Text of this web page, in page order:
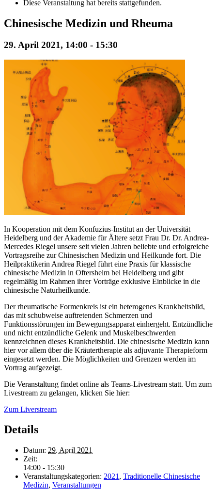
Diese Veranstaltung hat bereits stattgefunden.
Chinesische Medizin und Rheuma
29. April 2021, 14:00 - 15:30
In Kooperation mit dem Konfuzius-Institut an der Universität
Heidelberg und der Akademie für Ältere setzt Frau Dr. Dr. Andrea-
Mercedes Riegel unsere seit vielen Jahren beliebte und erfolgreiche
Vortragsreihe zur Chinesischen Medizin und Heilkunde fort. Die
Heilpraktikerin Andrea Riegel führt eine Praxis für klassische
chinesische Medizin in Oftersheim bei Heidelberg und gibt
regelmäßig im Rahmen ihrer Vorträge exklusive Einblicke in die
chinesische Naturheilkunde.
Der rheumatische Formenkreis ist ein heterogenes Krankheitsbild,
das mit schubweise auftretenden Schmerzen und
Funktionsstörungen im Bewegungsapparat einhergeht. Entzündliche
und nicht entzündliche Gelenk und Muskelbeschwerden
kennzeichnen dieses Krankheitsbild. Die chinesische Medizin kann
hier vor allem über die Kräutertherapie als adjuvante Therapieform
eingesetzt werden. Die Möglichkeiten und Grenzen werden im
Vortrag aufgezeigt.
Die Veranstaltung findet online als Teams-Livestream statt. Um zum
Livestream zu gelangen, klicken Sie hier:
Zum Liverstream
Details
Datum: 29. April 2021
Zeit:
14:00 - 15:30
Veranstaltungskategorien: 2021 , Traditionelle Chinesische
Medizin, Veranstaltungen